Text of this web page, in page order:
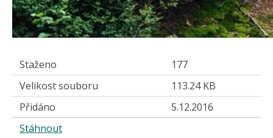
Staženo
177
Velikost souboru
113.24 KB
Přidáno
5.12.2016
Stáhnout